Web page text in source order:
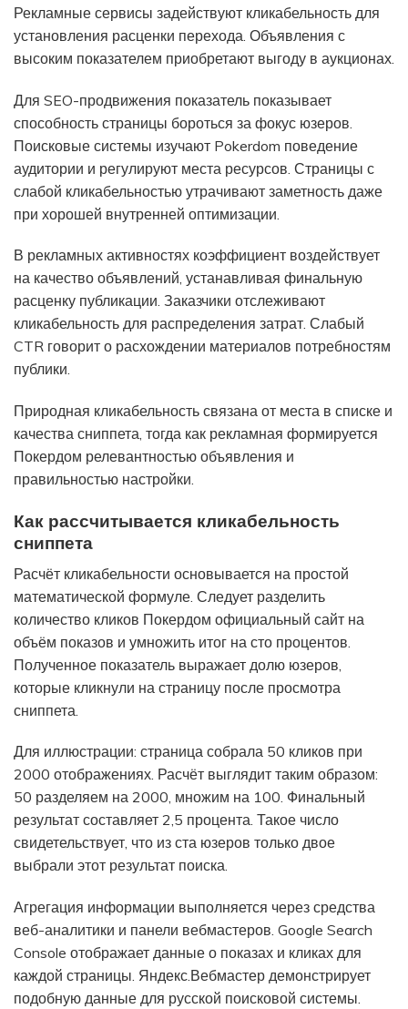
Рекламные сервисы задействуют кликабельность для
установления расценки перехода. Объявления с
высоким показателем приобретают выгоду в аукционах.
Для SEO-продвижения показатель показывает
способность страницы бороться за фокус юзеров.
Поисковые системы изучают Pokerdom поведение
аудитории и регулируют места ресурсов. Страницы с
слабой кликабельностью утрачивают заметность даже
при хорошей внутренней оптимизации.
В рекламных активностях коэффициент воздействует
на качество объявлений, устанавливая финальную
расценку публикации. Заказчики отслеживают
кликабельность для распределения затрат. Слабый
CTR говорит о расхождении материалов потребностям
публики.
Природная кликабельность связана от места в списке и
качества сниппета, тогда как рекламная формируется
Покердом релевантностью объявления и
правильностью настройки.
Как рассчитывается кликабельность
сниппета
Расчёт кликабельности основывается на простой
математической формуле. Следует разделить
количество кликов Покердом официальный сайт на
объём показов и умножить итог на сто процентов.
Полученное показатель выражает долю юзеров,
которые кликнули на страницу после просмотра
сниппета.
Для иллюстрации: страница собрала 50 кликов при
2000 отображениях. Расчёт выглядит таким образом:
50 разделяем на 2000, множим на 100. Финальный
результат составляет 2,5 процента. Такое число
свидетельствует, что из ста юзеров только двое
выбрали этот результат поиска.
Агрегация информации выполняется через средства
веб-аналитики и панели вебмастеров. Google Search
Console отображает данные о показах и кликах для
каждой страницы. Яндекс.Вебмастер демонстрирует
подобную данные для русской поисковой системы.